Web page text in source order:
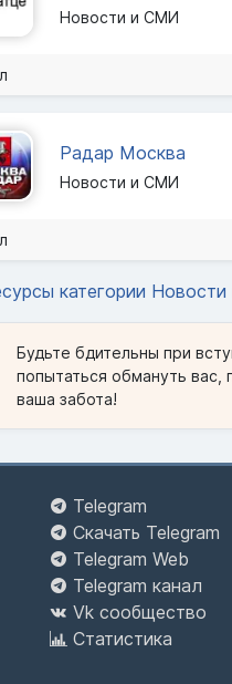
Новости и СМИ
Радар Москва
Новости и СМИ
категории
Будьте бдительны при
попытаться обмануть вас,
ваша забота!
Telegram
Скачать Telegram
Telegram Web
Telegram канал
Vk сообщество
Статистика